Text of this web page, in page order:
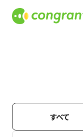
すべて